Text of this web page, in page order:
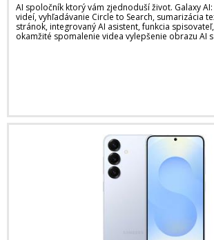
AI spoločník ktorý vám zjednoduší život. Galaxy
videí, vyhľadávanie Circle to Search, sumarizácia
stránok, integrovaný AI asistent, funkcia
okamžité spomalenie videa vylepšenie obrazu AI s